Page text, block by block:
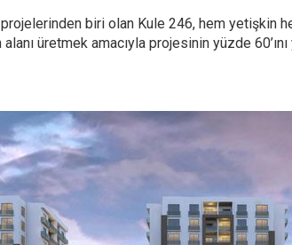
projelerinden biri olan Kule 246, hem
üretmek amacıyla projesinin yüzde 60’ını